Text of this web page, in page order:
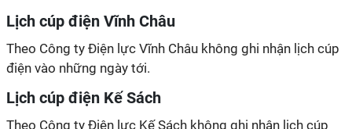
Lịch cúp điện Vĩnh Châu
Theo Công ty Điện lực Vĩnh Châu không ghi nhận lịch cúp
điện vào những ngày tới.
Lịch cúp điện Kế Sách
Theo Công ty Điện lực Kế Sách không ghi nhận lịch cúp